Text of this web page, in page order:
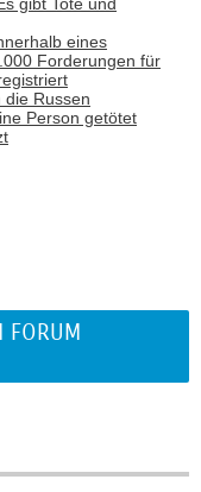
eines
Forderungen für
die Russen
Person getötet
FORUM